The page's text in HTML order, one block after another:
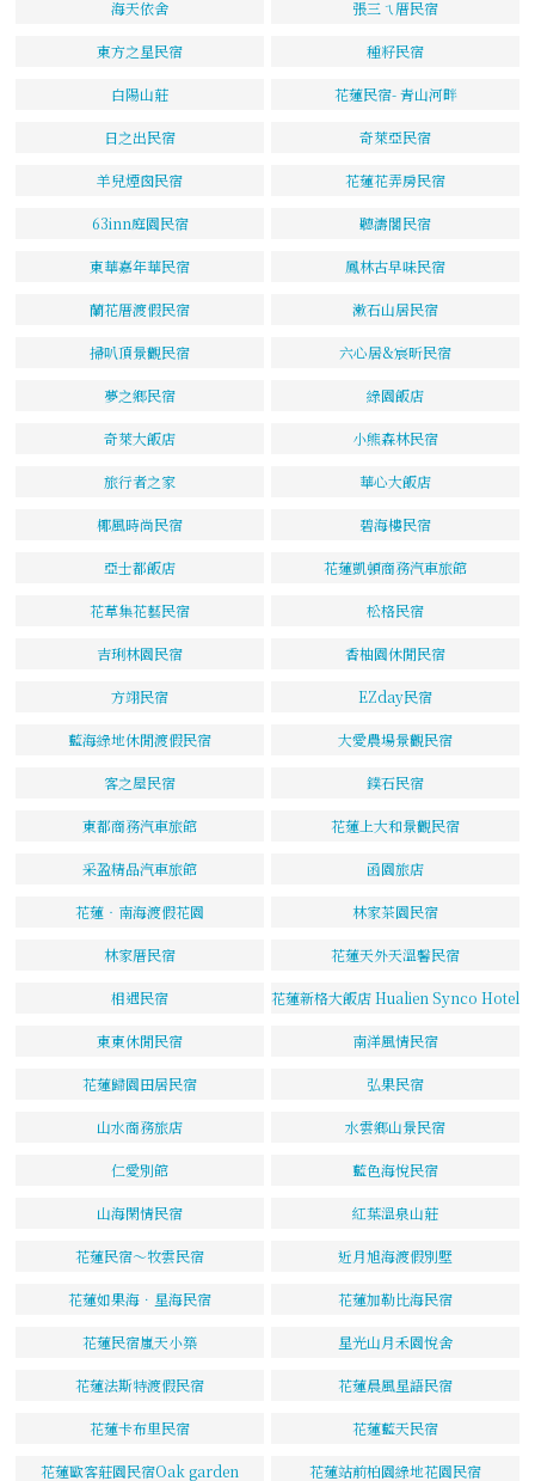
海天依舍 張三ㄟ厝民宿
東方之星民宿 種籽民宿
白陽山莊 花蓮民宿- 青山河畔
日之出民宿 奇萊亞民宿
羊兒煙囪民宿 花蓮花弄房民宿
63inn庭園民宿 聽濤閣民宿
東華嘉年華民宿 鳳林古早味民宿
蘭花厝渡假民宿 漱石山居民宿
掃叭頂景觀民宿 六心居&宸昕民宿
夢之鄉民宿 綠園飯店
奇萊大飯店 小熊森林民宿
旅行者之家 華心大飯店
椰風時尚民宿 碧海樓民宿
亞士都飯店 花蓮凱頓商務汽車旅館
花草集花藝民宿 松格民宿
吉琍林園民宿 香柚園休閒民宿
方翊民宿 EZday民宿
藍海綠地休閒渡假民宿 大愛農場景觀民宿
客之屋民宿 鏷石民宿
東都商務汽車旅館 花蓮上大和景觀民宿
采盈精品汽車旅館 函園旅店
花蓮‧南海渡假花園 林家茶園民宿
林家厝民宿 花蓮天外天溫馨民宿
相遇民宿 花蓮新格大飯店 Hualien Synco Hotel
東東休閒民宿 南洋風情民宿
花蓮歸園田居民宿 弘果民宿
山水商務旅店 水雲鄉山景民宿
仁愛別館 藍色海悅民宿
山海閑情民宿 紅葉溫泉山莊
花蓮民宿～牧雲民宿 近月旭海渡假別墅
花蓮如果海．星海民宿 花蓮加勒比海民宿
花蓮民宿嵐天小築 星光山月禾園悅舍
花蓮法斯特渡假民宿 花蓮晨風星語民宿
花蓮卡布里民宿 花蓮藍天民宿
花蓮歐客莊園民宿Oak garden 花蓮站前柏園綠地花園民宿